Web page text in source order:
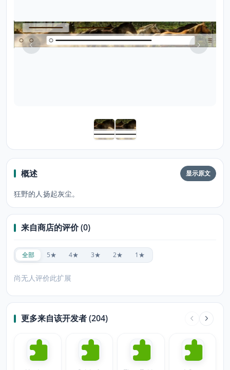
概述 显示原文
狂野的人扬起灰尘。
来自商店的评价 (0)
全部 5★ 4★ 3★ 2★ 1★
尚无人评价此扩展
更多来自该开发者 (204)